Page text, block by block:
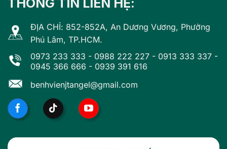
THÔNG TIN LIÊN HỆ:
ĐỊA CHỈ: 852-852A, An Dương Vương, Phường
Phú Lâm, TP.HCM.
0973 233 333 - 0988 222 227 - 0913 333 337 -
0945 366 666 - 0939 391 616
benhvienjtangel@gmail.com